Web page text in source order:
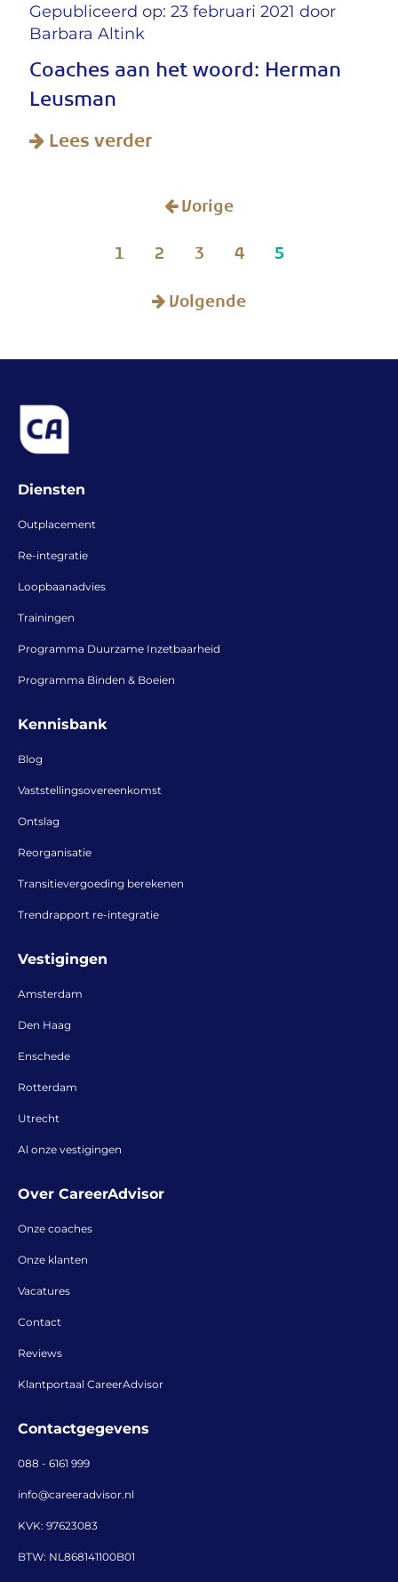
Gepubliceerd op: 23 februari 2021 door
Barbara Altink
Coaches aan het woord: Herman
Leusman
Lees verder
Vorige
1
2 3 4
5
Volgende
Diensten
Outplacement
Re-integratie
Loopbaanadvies
Trainingen
Programma Duurzame Inzetbaarheid
Programma Binden & Boeien
Kennisbank
Blog
Vaststellingsovereenkomst
Ontslag
Reorganisatie
Transitievergoeding berekenen
Trendrapport re-integratie
Vestigingen
Amsterdam
Den Haag
Enschede
Rotterdam
Utrecht
Al onze vestigingen
Over CareerAdvisor
Onze coaches
Onze klanten
Vacatures
Contact
Reviews
Klantportaal CareerAdvisor
Contactgegevens
088 - 6161 999
info@careeradvisor.nl
KVK: 97623083
BTW: NL868141100B01